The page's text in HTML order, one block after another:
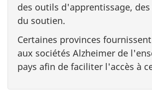
des outils d'apprentissage, des
du soutien.
Certaines provinces
aux sociétés Alzheimer de
pays afin de faciliter l'accès à